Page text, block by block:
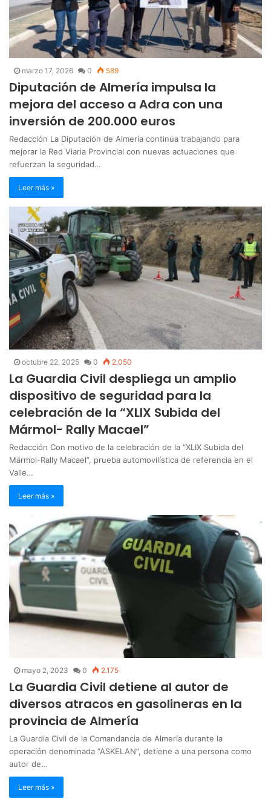
marzo 17, 2026 0 589
Diputación de Almería impulsa la
mejora del acceso a Adra con una
inversión de 200.000 euros
Redacción La Diputación de Almería continúa trabajando para
mejorar la Red Viaria Provincial con nuevas actuaciones que
refuerzan la seguridad…
Leer más »
octubre 22, 2025 0 2.050
La Guardia Civil despliega un amplio
dispositivo de seguridad para la
celebración de la “XLIX Subida del
Mármol- Rally Macael”
Redacción Con motivo de la celebración de la “XLIX Subida del
Mármol-Rally Macael”, prueba automovilística de referencia en el
Valle…
Leer más »
mayo 2, 2023 0 2.175
La Guardia Civil detiene al autor de
diversos atracos en gasolineras en la
provincia de Almería
La Guardia Civil de la Comandancia de Almería durante la
operación denominada “ASKELAN”, detiene a una persona como
autor de…
Leer más »